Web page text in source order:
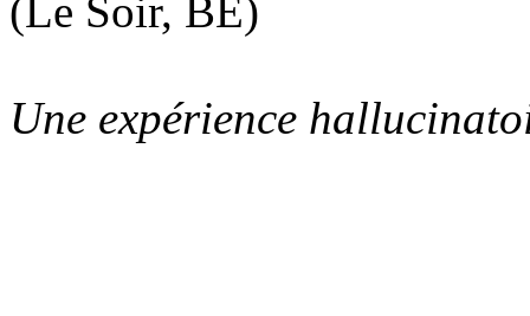
(Le Soir, BE)
Une expérience